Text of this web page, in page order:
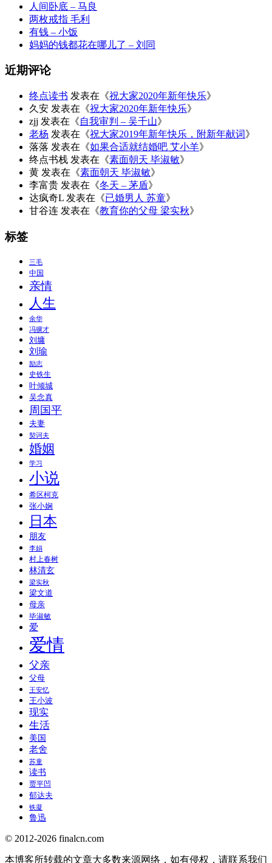
人间卧底 – 马良
两枚戒指 毛利
有钱 – 小饭
妈妈的钱都花在哪儿了 – 刘同
近期评论
终点读书 发表在《祝大家2020年新年快乐》
久安 发表在《祝大家2020年新年快乐》
zjj 发表在《自我审判 – 吴千山》
老杨 发表在《祝大家2019年新年快乐，附新年献词》
落落 发表在《如果合适就结婚吧 艾小羊》
终点书栈 发表在《素面朝天 毕淑敏》
黄 发表在《素面朝天 毕淑敏》
李富贵 发表在《冬天 – 茅盾》
达疯奇L 发表在《已婚男人 苏童》
甘谷连 发表在《教育你的父母 梁实秋》
标签
三毛
中国
亲情
人生
余华
冯骥才
刘墉
刘瑜
励志
史铁生
叶倾城
吴念真
周国平
夫妻
契诃夫
婚姻
学习
小说
希区柯克
张小娴
日本
朋友
李娟
村上春树
林清玄
梁实秋
梁文道
母亲
毕淑敏
爱
爱情
父亲
父母
王安忆
王小波
现实
生活
美国
老舍
苏童
读书
贾平凹
郁达夫
铁凝
鲁迅
© 2012-2026 finalcn.com
本博客所转载的文章大多数来源网络，如有侵权，请联系我们